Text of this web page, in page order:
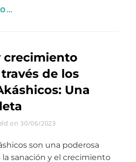
REGISTROS
AKÁSHICOS:
TODO
LO
QUE
NECESITAS
SABER
crecimiento
de los
Una
on 30/06/2023
son una poderosa
sanación y el crecimiento